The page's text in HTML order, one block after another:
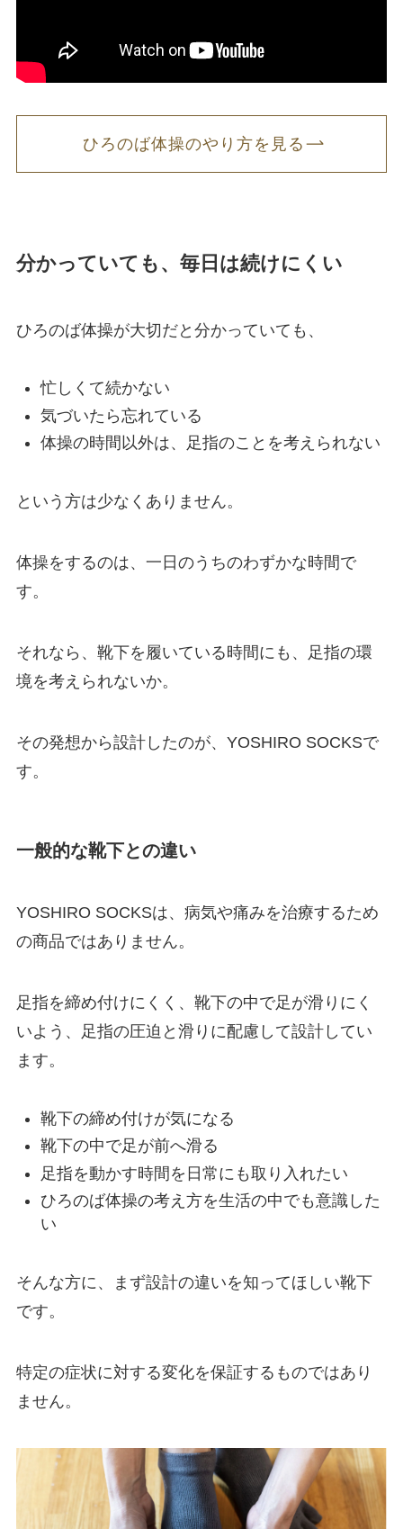
ひろのば体操のやり方を見る
分かっていても、毎日は続けにくい
ひろのば体操が大切だと分かっていても、
忙しくて続かない
気づいたら忘れている
体操の時間以外は、足指のことを考えられない
という方は少なくありません。
体操をするのは、一日のうちのわずかな時間で
す。
それなら、靴下を履いている時間にも、足指の環
境を考えられないか。
その発想から設計したのが、YOSHIRO SOCKSで
す。
一般的な靴下との違い
YOSHIRO SOCKSは、病気や痛みを治療するため
の商品ではありません。
足指を締め付けにくく、靴下の中で足が滑りにく
いよう、足指の圧迫と滑りに配慮して設計してい
ます。
靴下の締め付けが気になる
靴下の中で足が前へ滑る
足指を動かす時間を日常にも取り入れたい
ひろのば体操の考え方を生活の中でも意識した
い
そんな方に、まず設計の違いを知ってほしい靴下
です。
特定の症状に対する変化を保証するものではあり
ません。